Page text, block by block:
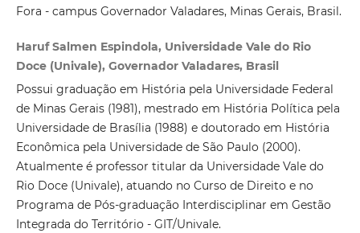
Fora - campus Governador Valadares, Minas Gerais, Brasil.
Haruf Salmen Espindola, Universidade Vale do Rio
Doce (Univale), Governador Valadares, Brasil
Possui graduação em História pela Universidade Federal
de Minas Gerais (1981), mestrado em História Política pela
Universidade de Brasília (1988) e doutorado em História
Econômica pela Universidade de São Paulo (2000).
Atualmente é professor titular da Universidade Vale do
Rio Doce (Univale), atuando no Curso de Direito e no
Programa de Pós-graduação Interdisciplinar em Gestão
Integrada do Território - GIT/Univale.